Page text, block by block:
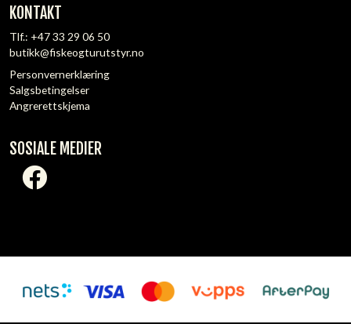
KONTAKT
Tlf.: +47 33 29 06 50
butikk@fiskeogturutstyr.no
Personvernerklæring
Salgsbetingelser
Angrerettskjema
SOSIALE MEDIER